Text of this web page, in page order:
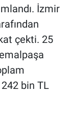
İzmir
çekti. 25
bin TL